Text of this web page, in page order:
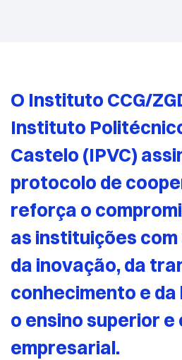
O Instituto CCG/
Instituto
Castelo (IPVC)
protocolo de
reforça o
as instituições
da inovação, da
conhecimento e
o ensino superior e
empresarial.